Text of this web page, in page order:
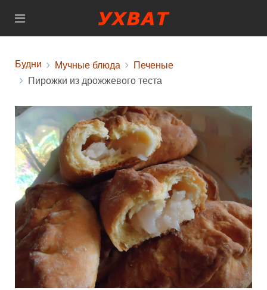
Будни Мучные блюда
Печеные
Пирожки из дрожжевого теста